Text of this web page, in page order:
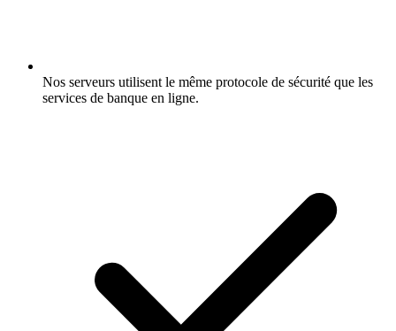
Nos serveurs utilisent le même protocole de sécurité que les
services de banque en ligne.